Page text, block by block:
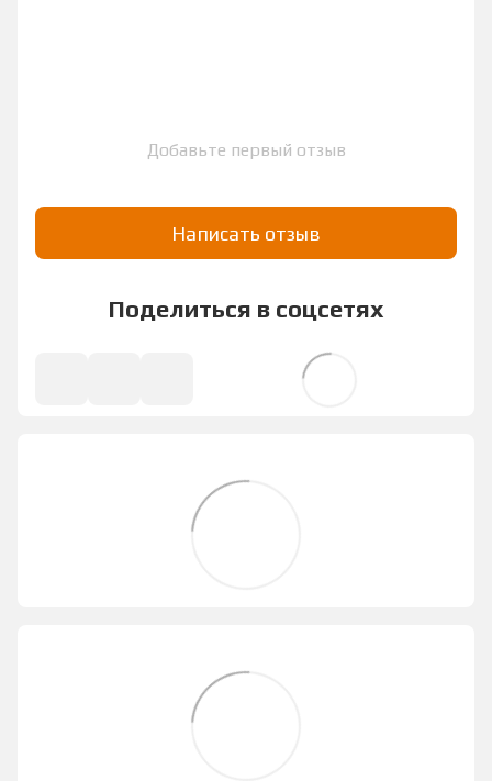
Добавьте первый отзыв
Написать отзыв
Поделиться в соцсетях